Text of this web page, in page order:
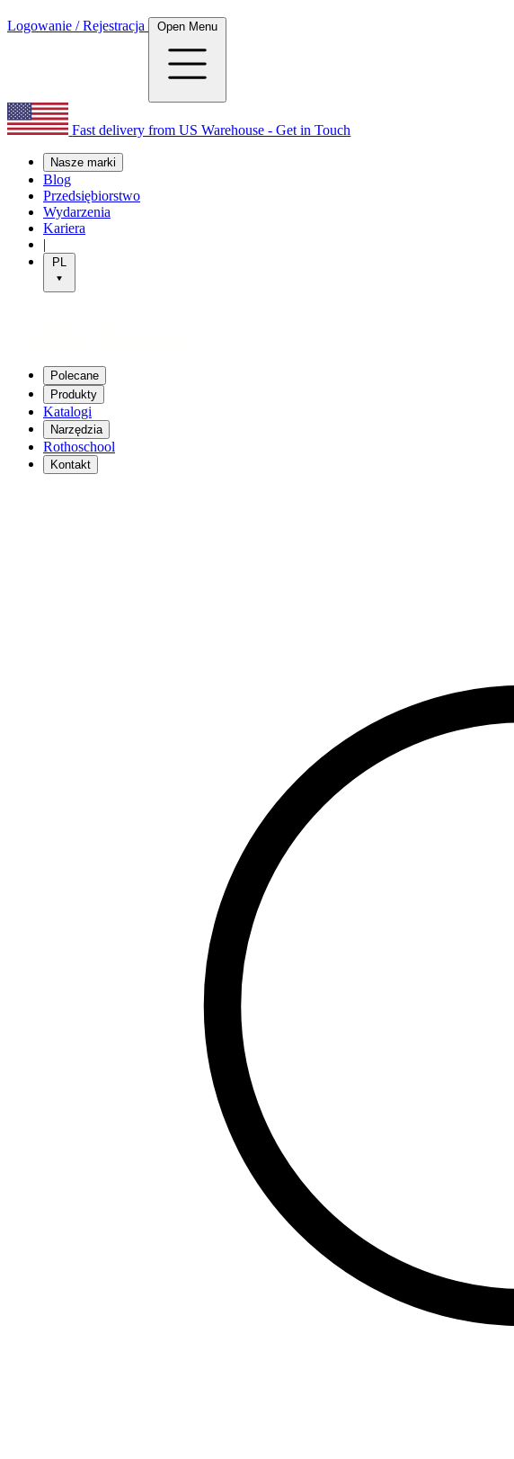
Logowanie / Rejestracja Open Menu
Fast delivery from US Warehouse - Get in Touch
Nasze marki
Blog
Przedsiębiorstwo
Wydarzenia
Kariera
|
PL
Polecane
Produkty
Katalogi
Narzędzia
Rothoschool
Kontakt